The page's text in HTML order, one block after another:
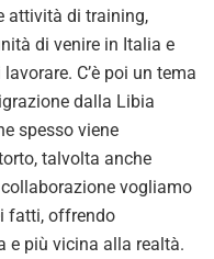
attività di training,
di venire in Italia e
C’è poi un tema
dalla Libia
spesso viene
talvolta anche
vogliamo
fatti, offrendo
e più vicina alla realtà.